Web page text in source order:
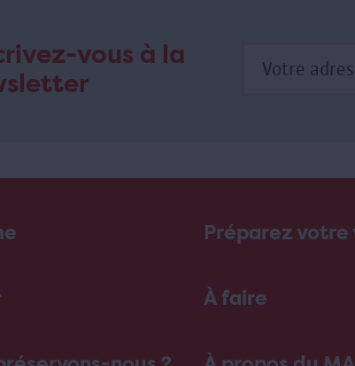
vous à la
Préparez votre
À faire